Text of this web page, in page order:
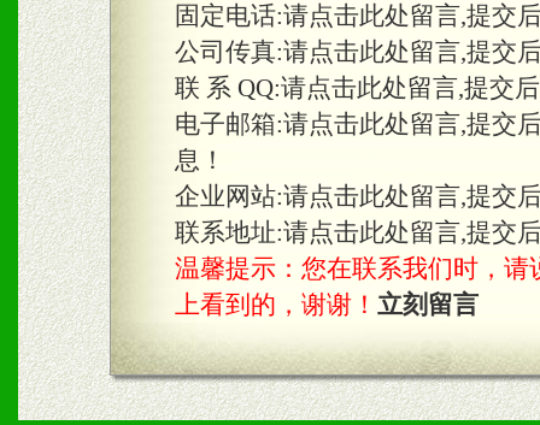
1、免费提供体验及宣传彩
2、不定期在各大知名网站
知名度和影响力。
3、根据地方实际情况提供
具。
四、市场操作及支持
1、根据区域市场协助制定
固定电话:请点击此处留言,提交
公司传真:请点击此处留言,提交
联 系 QQ:请点击此处留言,提交
电子邮箱:请点击此处留言,提交
息！
企业网站:请点击此处留言,提交
联系地址:请点击此处留言,提交
温馨提示：您在联系我们时，请
上看到的，谢谢！ 立刻留言